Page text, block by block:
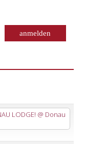
LODGE! @ Donau